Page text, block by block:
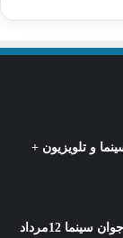
و تلویزیون +
درگذشت مریم همتیان بازیگر جوان سینما 12مرداد